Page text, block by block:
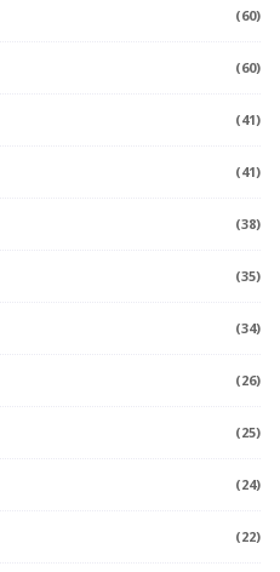
(60)
(60)
(41)
(41)
(38)
(35)
(34)
(26)
(25)
(24)
(22)